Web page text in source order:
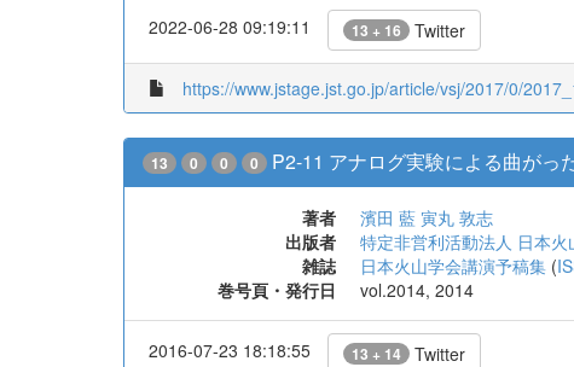
2022-06-28 09:19:11 13 + 16 Twitter
https://www.jstage.jst.go.jp/article/vsj/2017/0/
13 0 0 0 P2-11 アナログ実験による曲がっ
著者 濱田 藍 寅丸 敦志
出版者
特定非営利活動法人 日本火
雑誌
日本火山学会講演予稿集 (
巻号頁・発行日
vol.2014, 2014
2016-07-23 18:18:55 13 + 14 Twitter